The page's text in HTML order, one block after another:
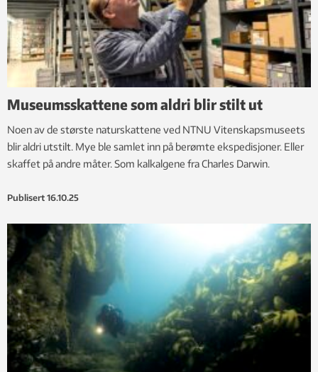
Museumsskattene som aldri blir stilt ut
Noen av de største naturskattene ved NTNU Vitenskapsmuseets
blir aldri utstilt. Mye ble samlet inn på berømte ekspedisjoner. Eller
skaffet på andre måter. Som kalkalgene fra Charles Darwin.
Publisert 16.10.25